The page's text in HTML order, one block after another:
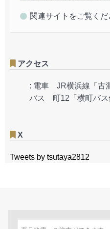
関連サイトをご覧くだ
アクセス
: 電車 JR横浜線「古
バス 町12「横町バス
X
Tweets by tsutaya2812